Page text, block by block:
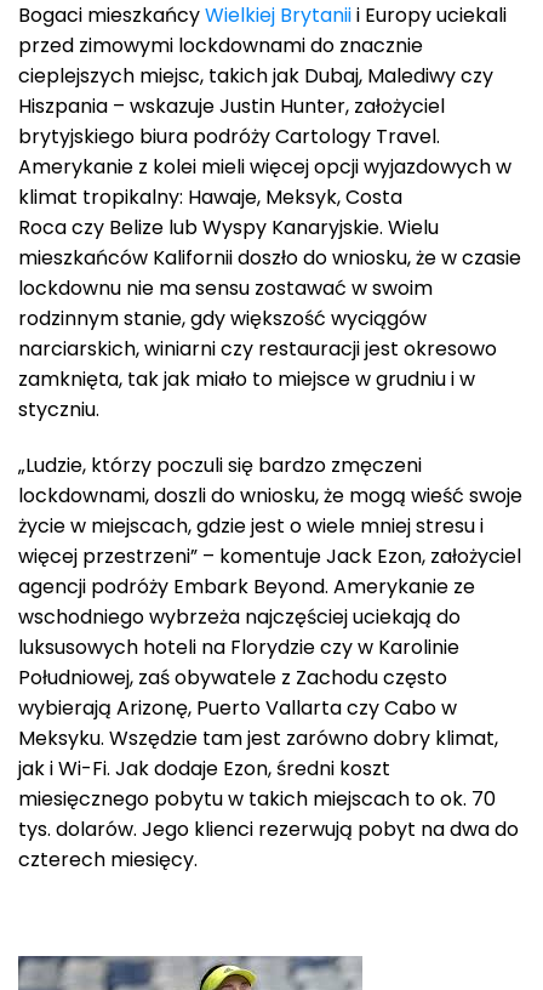
Bogaci mieszkańcyWielkiej Brytaniii Europy uciekali
przed zimowymi lockdownami do znacznie
cieplejszych miejsc, takich jak Dubaj, Malediwy czy
Hiszpania – wskazuje Justin Hunter, założyciel
brytyjskiego biura podróży Cartology Travel.
Amerykanie z kolei mieli więcej opcji wyjazdowych w
klimat tropikalny: Hawaje, Meksyk, Costa
Roca czy Belize lub Wyspy Kanaryjskie. Wielu
mieszkańców Kalifornii doszło do wniosku, że w czasie
lockdownu nie ma sensu zostawać w swoim
rodzinnym stanie, gdy większość wyciągów
narciarskich, winiarni czy restauracji jest okresowo
zamknięta, tak jak miało to miejsce w grudniu i w
styczniu.
„Ludzie, którzy poczuli się bardzo zmęczeni
lockdownami, doszli do wniosku, że mogą wieść swoje
życie w miejscach, gdzie jest o wiele mniej stresu i
więcej przestrzeni” – komentuje Jack Ezon, założyciel
agencji podróży Embark Beyond. Amerykanie ze
wschodniego wybrzeża najczęściej uciekają do
luksusowych hoteli na Florydzie czy w Karolinie
Południowej, zaś obywatele z Zachodu często
wybierają Arizonę, Puerto Vallarta czy Cabo w
Meksyku. Wszędzie tam jest zarówno dobry klimat,
jak i Wi-Fi. Jak dodaje Ezon, średni koszt
miesięcznego pobytu w takich miejscach to ok. 70
tys. dolarów. Jego klienci rezerwują pobyt na dwa do
czterech miesięcy.